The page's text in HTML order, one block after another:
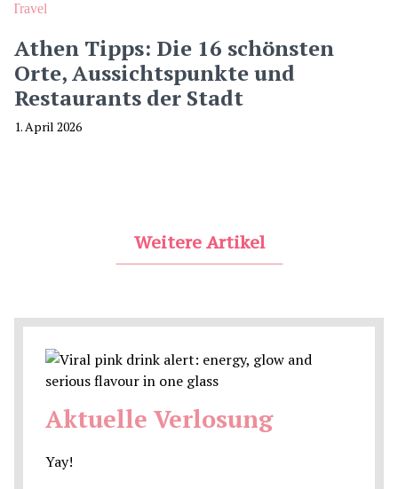
Travel
Athen Tipps: Die 16 schönsten
Orte, Aussichtspunkte und
Restaurants der Stadt
1. April 2026
Weitere Artikel
Aktuelle Verlosung
Yay!